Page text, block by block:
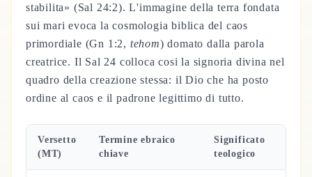
stabilita» (Sal 24:2). L'immagine della terra fondata
sui mari evoca la cosmologia biblica del caos
primordiale (Gn 1:2, tehom) domato dalla parola
creatrice. Il Sal 24 colloca cosi la signoria divina nel
quadro della creazione stessa: il Dio che ha posto
ordine al caos e il padrone legittimo di tutto.
Versetto
(MT)
Termine ebraico
chiave
Significato
teologico